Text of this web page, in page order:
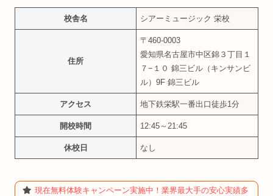
校舎名 シアーミュージック 栄校
住所
〒460-0003
愛知県名古屋市中区錦３丁目１
７−１０ 錦三ビル（キンサンビ
ル）9F 錦三ビル
アクセス 地下鉄栄駅一番出口徒歩1分
開校時間 12:45～21:45
休校日 なし
現在無料体験キャンペーン実施中！業界最大手の安心実績多